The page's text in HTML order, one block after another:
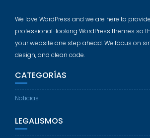
We love WordPress and we are here to
professional-looking WordPress themes so
your website one step ahead. We focus on
design, and clean code.
CATEGORÍAS
Noticias
LEGALISMOS